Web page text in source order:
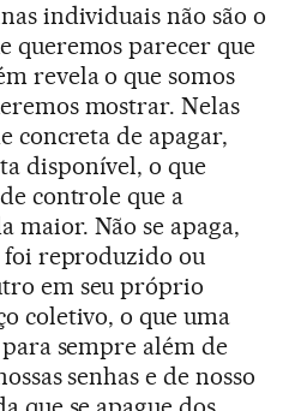
individuais não são o
queremos parecer que
revela o que somos
mostrar. Nelas
concreta de apagar,
disponível, o que
controle que a
Não se apaga,
foi reproduzido ou
em seu próprio
coletivo, o que uma
sempre além de
senhas e de nosso